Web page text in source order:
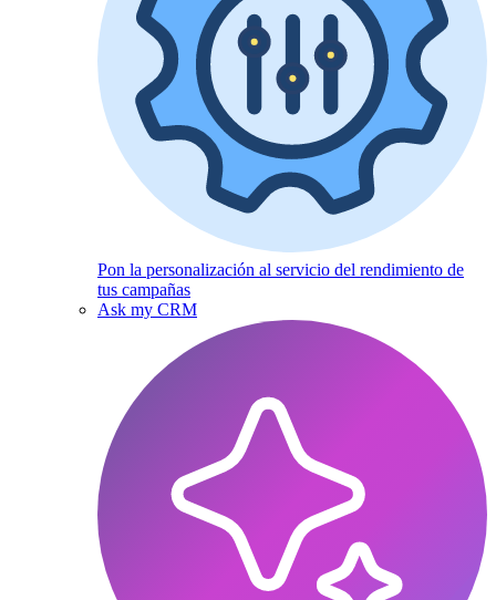
Pon la personalización al servicio del rendimiento de
tus campañas
Ask my CRM